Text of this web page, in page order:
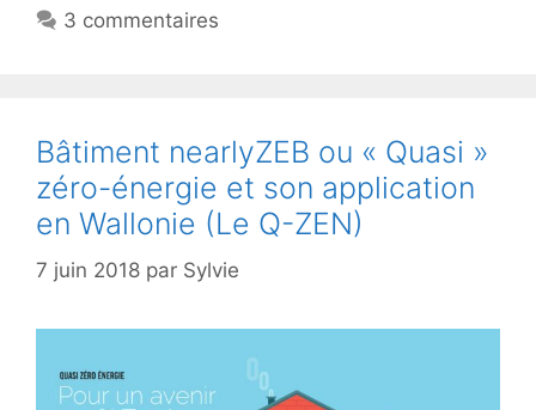
3 commentaires
Bâtiment nearlyZEB ou « Quasi »
zéro-énergie et son application
en Wallonie (Le Q-ZEN)
7 juin 2018 par Sylvie